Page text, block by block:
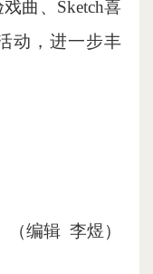
曲、Sketch喜
动，进一步丰
（编辑 李煜）